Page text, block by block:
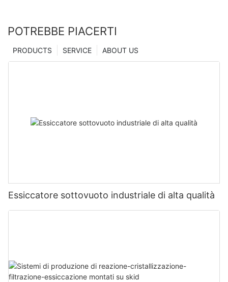
POTREBBE PIACERTI
ABOUT US
SERVICE
PRODUCTS
Essiccatore sottovuoto industriale di alta qualità